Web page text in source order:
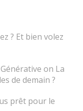
? Et bien volez
on La
de demain ?
prêt pour le